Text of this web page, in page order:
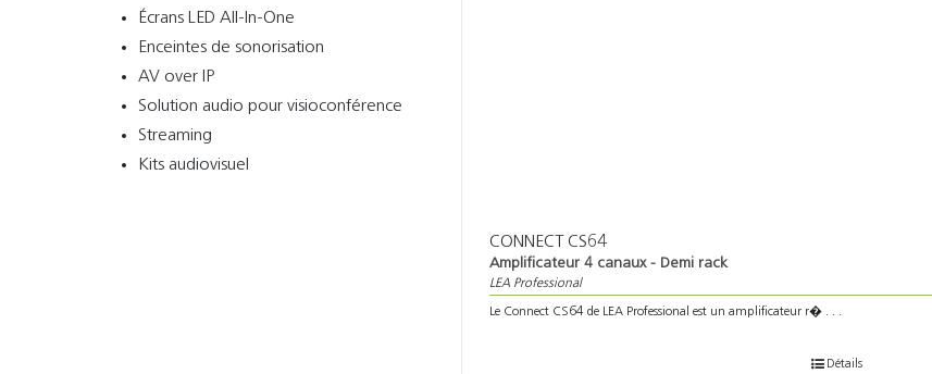
CONNECT CS64
Amplificateur 4 canaux - Demi rack
LEA Professional
Le Connect CS64 de LEA Professional est un amplificateur r� . . .
Détails
Écrans LED All-In-One
Enceintes de sonorisation
AV over IP
Solution audio pour visioconférence
Streaming
Kits audiovisuel